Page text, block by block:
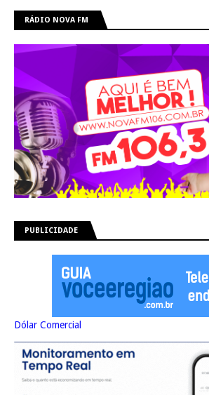
RÁDIO NOVA FM
PUBLICIDADE
Dólar Comercial